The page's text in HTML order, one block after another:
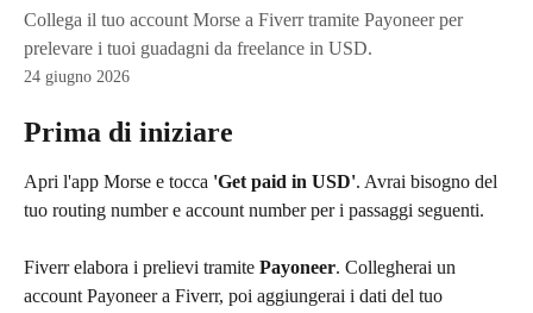
Collega il tuo account Morse a Fiverr tramite Payoneer per
prelevare i tuoi guadagni da freelance in USD.
24 giugno 2026
Prima di iniziare
Apri l'app Morse e tocca 'Get paid in USD'. Avrai bisogno del
tuo routing number e account number per i passaggi seguenti.
Fiverr elabora i prelievi tramite Payoneer. Collegherai un
account Payoneer a Fiverr, poi aggiungerai i dati del tuo